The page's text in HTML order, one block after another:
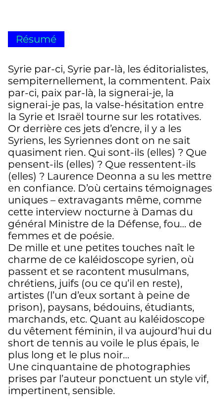
Résumé
Syrie par-ci, Syrie par-là, les éditorialistes,
sempiternellement, la commentent. Paix
par-ci, paix par-là, la signerai-je, la
signerai-je pas, la valse-hésitation entre
la Syrie et Israël tourne sur les rotatives.
Or derrière ces jets d’encre, il y a les
Syriens, les Syriennes dont on ne sait
quasiment rien. Qui sont-ils (elles) ? Que
pensent-ils (elles) ? Que ressentent-ils
(elles) ? Laurence Deonna a su les mettre
en confiance. D’où certains témoignages
uniques – extravagants même, comme
cette interview nocturne à Damas du
général Ministre de la Défense, fou… de
femmes et de poésie.
De mille et une petites touches naît le
charme de ce kaléidoscope syrien, où
passent et se racontent musulmans,
chrétiens, juifs (ou ce qu’il en reste),
artistes (l’un d’eux sortant à peine de
prison), paysans, bédouins, étudiants,
marchands, etc. Quant au kaléidoscope
du vêtement féminin, il va aujourd’hui du
short de tennis au voile le plus épais, le
plus long et le plus noir…
Une cinquantaine de photographies
prises par l’auteur ponctuent un style vif,
impertinent, sensible.